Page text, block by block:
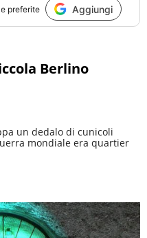
preferite Aggiungi
Berlino
un dedalo di cunicoli
mondiale era quartier